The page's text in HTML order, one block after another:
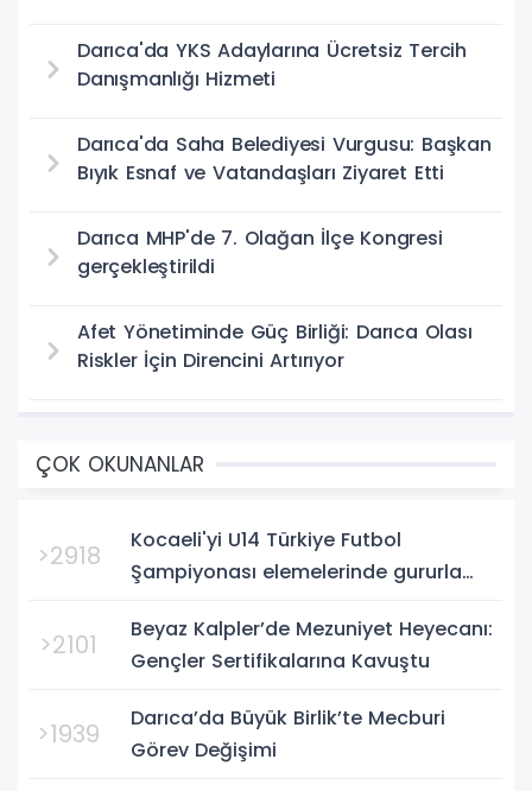
Darıca'da YKS Adaylarına Ücretsiz Tercih
Danışmanlığı Hizmeti
Darıca'da Saha Belediyesi Vurgusu: Başkan
Bıyık Esnaf ve Vatandaşları Ziyaret Etti
Darıca MHP'de 7. Olağan İlçe Kongresi
gerçekleştirildi
Afet Yönetiminde Güç Birliği: Darıca Olası
Riskler İçin Direncini Artırıyor
ÇOK OKUNANLAR
>2918
Kocaeli'yi U14 Türkiye Futbol
Şampiyonası elemelerinde gururla
Bursa'da oynanan yarı final...
>2101
Beyaz Kalpler’de Mezuniyet Heyecanı:
Gençler Sertifikalarına Kavuştu
>1939
Darıca’da Büyük Birlik’te Mecburi
Görev Değişimi